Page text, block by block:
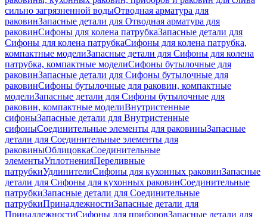
сильно загрязненной водыОтводная арматура для
раковинЗапасные детали для Отводная арматура для
раковинСифоны для колена патрубкаЗапасные детали для
Сифоны для колена патрубкаСифоны для колена патрубка,
компактные моделиЗапасные детали для Сифоны для колена
патрубка, компактные моделиСифоны бутылочные для
раковинЗапасные детали для Сифоны бутылочные для
раковинСифоны бутылочные для раковин, компактные
моделиЗапасные детали для Сифоны бутылочные для
раковин, компактные моделиВнутристенные
сифоныЗапасные детали для Внутристенные
сифоныСоединительные элементы для раковиныЗапасные
детали для Соединительные элементы для
раковиныОблицовкаСоединительные
элементыУплотненияПереливные
патрубкиУдлинителиСифоны для кухонных раковинЗапасные
детали для Сифоны для кухонных раковинСоединительные
патрубкиЗапасные детали для Соединительные
патрубкиПринадлежностиЗапасные детали для
ПринадлежностиСифоны для приборовЗапасные детали для